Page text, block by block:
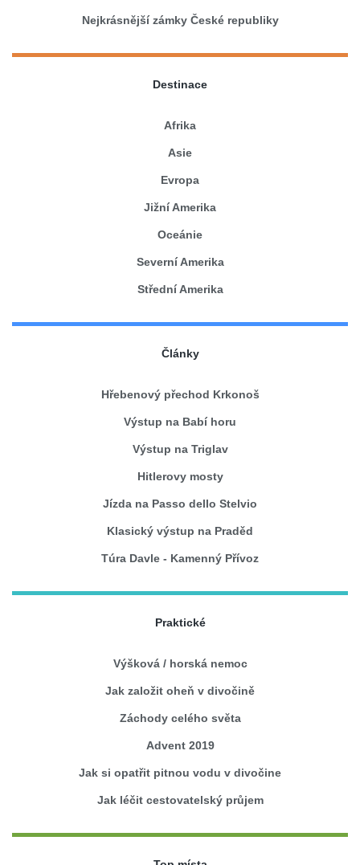
Nejkrásnější zámky České republiky
Destinace
Afrika
Asie
Evropa
Jižní Amerika
Oceánie
Severní Amerika
Střední Amerika
Články
Hřebenový přechod Krkonoš
Výstup na Babí horu
Výstup na Triglav
Hitlerovy mosty
Jízda na Passo dello Stelvio
Klasický výstup na Praděd
Túra Davle - Kamenný Přívoz
Praktické
Výšková / horská nemoc
Jak založit oheň v divočině
Záchody celého světa
Advent 2019
Jak si opatřit pitnou vodu v divočine
Jak léčit cestovatelský průjem